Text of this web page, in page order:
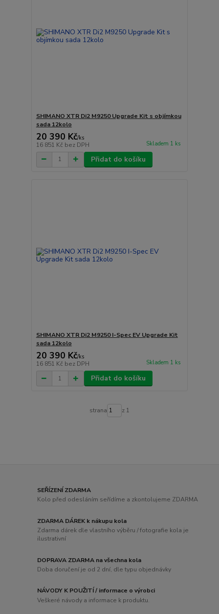
SHIMANO XTR Di2 M9250 Upgrade Kit s objímkou
sada 12kolo
20 390 Kč/ks
16 851 Kč bez DPH Skladem 1 ks
Přidat do košíku
SHIMANO XTR Di2 M9250 I-Spec EV Upgrade Kit
sada 12kolo
20 390 Kč/ks
16 851 Kč bez DPH Skladem 1 ks
Přidat do košíku
strana z 1
SEŘÍZENÍ ZDARMA
Kolo před odesláním seřídíme a zkontolujeme ZDARMA
ZDARMA DÁREK k nákupu kola
Zdarma dárek dle vlastního výběru / fotografie kola je
ilustrativní
DOPRAVA ZDARMA na všechna kola
Doba doručení je od 2 dní, dle typu objednávky
NÁVODY K POUŽITÍ / informace o výrobci
Veškeré návody a informace k produktu.